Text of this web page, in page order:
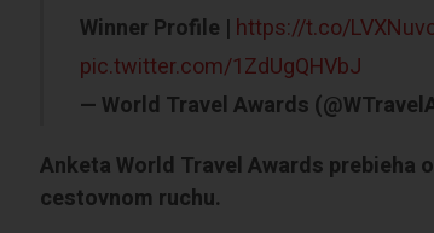
Winner Profile | https://t.co/
pic.twitter.com/1ZdUgQHVbJ
— World Travel Awards
Anketa World Travel Awards prebieha
cestovnom ruchu.